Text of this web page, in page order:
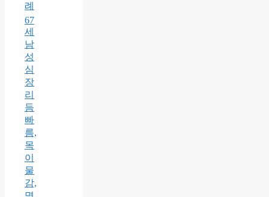
례
67
세
남
성
심
장
리
듬
빠
름,
목
이
물
감,